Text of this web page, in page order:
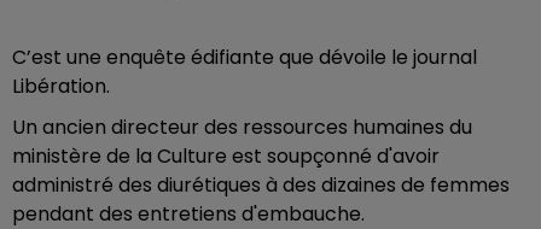
C’est une enquête édifiante que dévoile le journal
Libération.
Un ancien directeur des ressources humaines du
ministère de la Culture est soupçonné d'avoir
administré des diurétiques à des dizaines de femmes
pendant des entretiens d'embauche.